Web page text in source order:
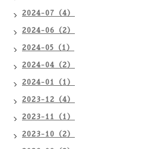
2024-07（4）
2024-06（2）
2024-05（1）
2024-04（2）
2024-01（1）
2023-12（4）
2023-11（1）
2023-10（2）